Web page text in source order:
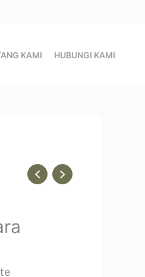
KAMI HUBUNGI KAMI